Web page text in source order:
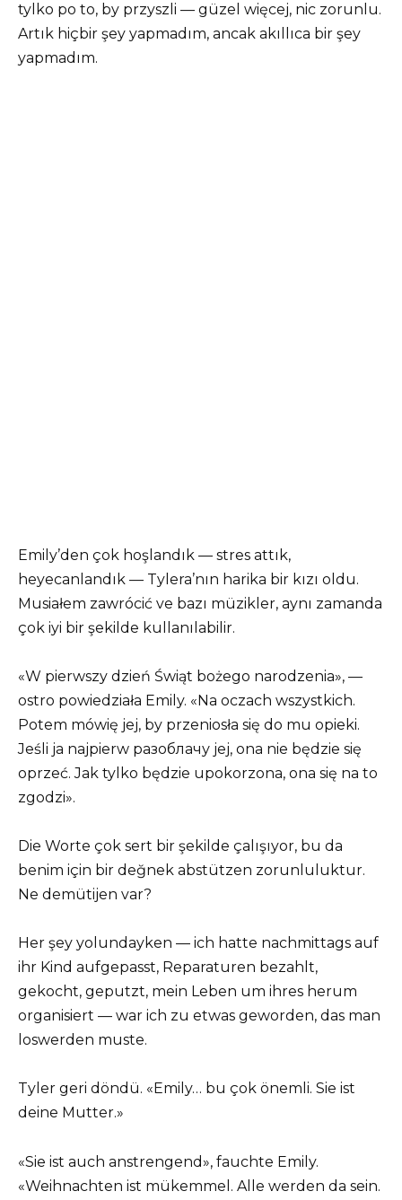
tylko po to, by przyszli — güzel więcej, nic zorunlu.
Artık hiçbir şey yapmadım, ancak akıllıca bir şey
yapmadım.
Emily’den çok hoşlandık — stres attık,
heyecanlandık — Tylera’nın harika bir kızı oldu.
Musiałem zawrócić ve bazı müzikler, aynı zamanda
çok iyi bir şekilde kullanılabilir.
«W pierwszy dzień Świąt bożego narodzenia», —
ostro powiedziała Emily. «Na oczach wszystkich.
Potem mówię jej, by przeniosła się do mu opieki.
Jeśli ja najpierw разоблачу jej, ona nie będzie się
oprzeć. Jak tylko będzie upokorzona, ona się na to
zgodzi».
Die Worte çok sert bir şekilde çalışıyor, bu da
benim için bir değnek abstützen zorunluluktur.
Ne demütijen var?
Her şey yolundayken — ich hatte nachmittags auf
ihr Kind aufgepasst, Reparaturen bezahlt,
gekocht, geputzt, mein Leben um ihres herum
organisiert — war ich zu etwas geworden, das man
loswerden muste.
Tyler geri döndü. «Emily… bu çok önemli. Sie ist
deine Mutter.»
«Sie ist auch anstrengend», fauchte Emily.
«Weihnachten ist mükemmel. Alle werden da sein.